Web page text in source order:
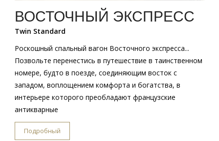
ВОСТОЧНЫЙ ЭКСПРЕСС
Twin Standard
Роскошный спальный вагон Восточного экспресса...
Позвольте перенестись в путешествие в таинственном
номере, будто в поезде, соединяющим восток с
западом, воплощением комфорта и богатства, в
интерьере которого преобладают французские
антикварные
Подробный